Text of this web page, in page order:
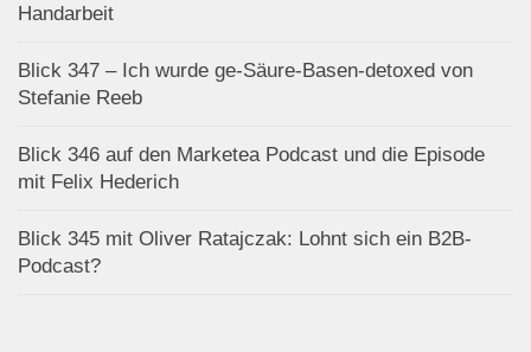
Handarbeit
Blick 347 – Ich wurde ge-Säure-Basen-detoxed von
Stefanie Reeb
Blick 346 auf den Marketea Podcast und die Episode
mit Felix Hederich
Blick 345 mit Oliver Ratajczak: Lohnt sich ein B2B-
Podcast?